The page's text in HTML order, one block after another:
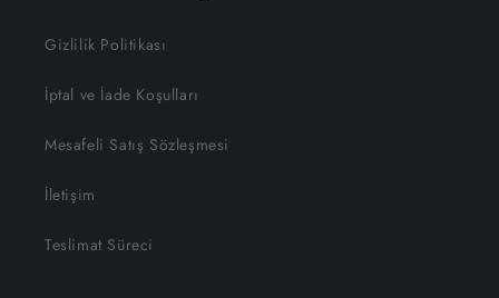
Gizlilik Politikası
İptal ve İade Koşulları
Mesafeli Satış Sözleşmesi
İletişim
Teslimat Süreci